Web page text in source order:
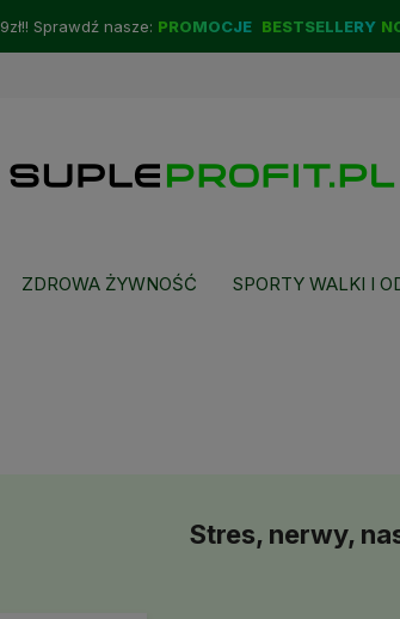
Sprawdź nasze: PROMOCJE BESTSELLERY
ZDROWA ŻYWNOŚĆ SPORTY WALKI I
Stres, nerwy,